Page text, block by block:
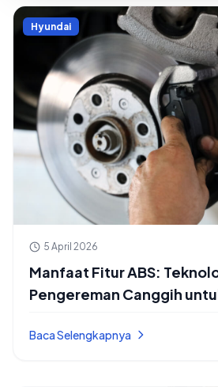
Hyundai
5 April 2026
Manfaat Fitur ABS:
Pengereman Canggih
Baca Selengkapnya